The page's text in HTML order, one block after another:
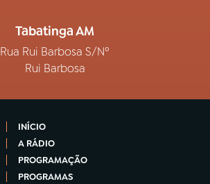
Tabatinga AM
Rua Rui Barbosa S/Nº
Rui Barbosa
INÍCIO
A RÁDIO
PROGRAMAÇÃO
PROGRAMAS